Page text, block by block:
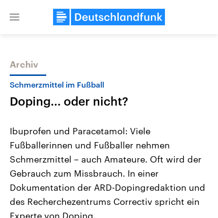
Close
Themen
Landtagswahl Sachsen-Anhalt
2026
Alle Informationen
Sachsen-Anhalt wählt am 6.
September 2026 einen neuen
Bundesland von einer Koalition aus
USA
Aktuelle Beiträge,
Hintergründe
Wirtschaftlich und
gehören die Vereinigten
den mächtigsten Ländern
Archiv
Schmerzmittel im Fußball
Doping... oder nicht?
Ibuprofen und Paracetamol: Viele
Fußballerinnen und Fußballer nehmen
Schmerzmittel – auch Amateure. Oft wird der
Gebrauch zum Missbrauch. In einer
Dokumentation der ARD-Dopingredaktion und
des Recherchezentrums Correctiv spricht ein
Experte von Doping.